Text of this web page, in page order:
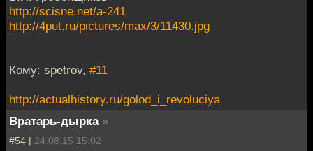
http://scisne.net/a-241
http://4put.ru/pictures/max/3/11430.jpg
Кому: spetrov, #11
http://actualhistory.ru/golod_i_revoluciya
Вратарь-дырка »
#54 | 24.08.15 15:02